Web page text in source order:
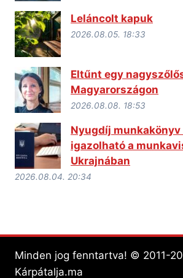
Leláncolt kapuk
2026.08.05. 18:33
Eltűnt egy
Magyarországon
2026.08.08. 18:53
Nyugdíj
igazolható a
Ukrajnában
2026.08.04. 20:34
Minden jog fenntartva! © 2011-
Kárpátalja.ma